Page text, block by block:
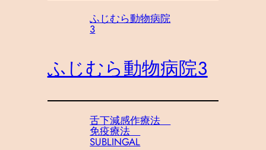
ふじむら動物病院
3
ふじむら動物病院３
舌下減感作療法
免疫療法
SUBLINGAL